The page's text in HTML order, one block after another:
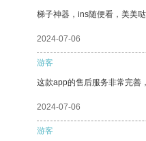
梯子神器，ins随便看，美美哒
2024-07-06
游客
这款app的售后服务非常完善
2024-07-06
游客